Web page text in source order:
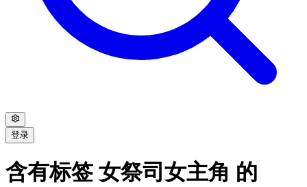
登录
含有标签 女祭司女主角 的